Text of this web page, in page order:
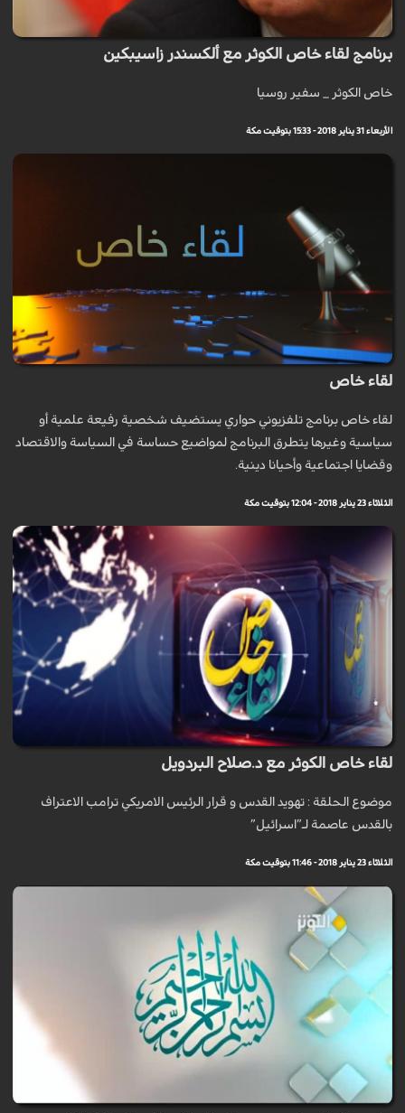
برنامج لقاء خاص الكوثر مع ألكسندر زاسيبكين
خاص الكوثر _ سفير روسيا
الأربعاء 31 يناير 2018 - 15:33 بتوقيت مكة
لقاء خاص
لقاء خاص برنامج تلفزيوني حواري يستضيف شخصية رفيعة علمية أو
سياسية وغيرها يتطرق البرنامج لمواضيع حساسة في السياسة والاقتصاد
وقضايا اجتماعية وأحيانا دينية.
الثلاثاء 23 يناير 2018 - 12:04 بتوقيت مكة
لقاء خاص الكوثر مع د.صلاح البردويل
موضوع الحلقة : تهويد القدس و قرار الرئيس الامريكي ترامب الاعتراف
بالقدس عاصمة لـ”اسرائيل”
الثلاثاء 23 يناير 2018 - 11:46 بتوقيت مكة